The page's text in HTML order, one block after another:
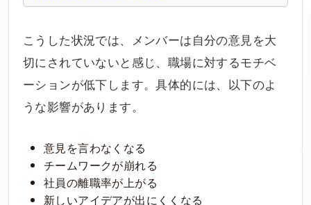
こうした状況では、メンバーは自分の意見を大
切にされていないと感じ、職場に対するモチベ
ーションが低下します。具体的には、以下のよ
うな影響があります。
意見を言わなくなる
チームワークが崩れる
社員の離職率が上がる
新しいアイデアが出にくくなる